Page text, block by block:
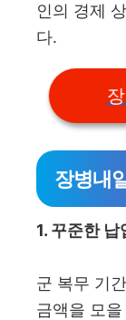
인의 경제
다.
장병내
1. 꾸준한 납
군 복무 기
금액을 모